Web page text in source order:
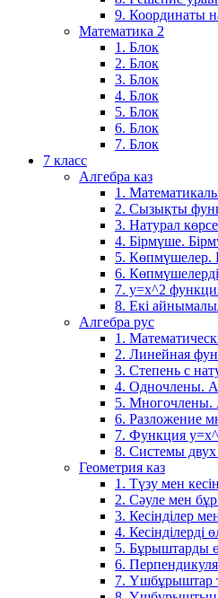
9. Координаты
Математика 2
1. Блок
2. Блок
3. Блок
4. Блок
5. Блок
6. Блок
7. Блок
7 класс
Алгебра каз
1.
2. Сызықты
3. Натурал
4. Бірмүше.
5. Көпмүшелер.
6.
7. у=х^2
8. Екі
Алгебра рус
1.
2. Линейная
3. Степень с
4. Одночлены.
5. Многочлены.
6. Разложение
7. Функция
8. Системы
Геометрия каз
1. Түзу мен
2. Сәуле мен
3. Кесінділер
4. Кесінділерді
5. Бұрыштарды
6.
7. Үшбұрыштар